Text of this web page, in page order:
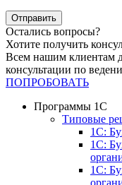
Отправить
Остались вопросы?
Хотите получить
Всем нашим клиентам
консультации по
ПОПРОБОВАТЬ
Программы 1С
Типовые
1C:
1С:
1С: